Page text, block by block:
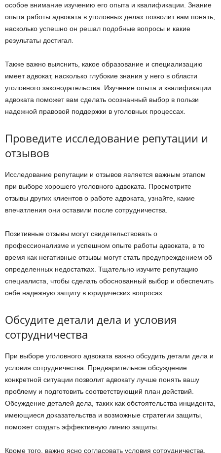
особое внимание изучению его опыта и квалификации. Знание
опыта работы адвоката в уголовных делах позволит вам понять,
насколько успешно он решал подобные вопросы и какие
результаты достигал.
Также важно выяснить, какое образование и специализацию
имеет адвокат, насколько глубокие знания у него в области
уголовного законодательства. Изучение опыта и квалификации
адвоката поможет вам сделать осознанный выбор в пользи
надежной правовой поддержки в уголовных процессах.
Проведите исследование репутации и
отзывов
Исследование репутации и отзывов является важным этапом
при выборе хорошего уголовного адвоката. Просмотрите
отзывы других клиентов о работе адвоката, узнайте, какие
впечатления они оставили после сотрудничества.
Позитивные отзывы могут свидетельствовать о
профессионализме и успешном опыте работы адвоката, в то
время как негативные отзывы могут стать предупреждением об
определенных недостатках. Тщательно изучите репутацию
специалиста, чтобы сделать обоснованный выбор и обеспечить
себе надежную защиту в юридических вопросах.
Обсудите детали дела и условия
сотрудничества
При выборе уголовного адвоката важно обсудить детали дела и
условия сотрудничества. Предварительное обсуждение
конкретной ситуации позволит адвокату лучше понять вашу
проблему и подготовить соответствующий план действий.
Обсуждение деталей дела, таких как обстоятельства инцидента,
имеющиеся доказательства и возможные стратегии защиты,
поможет создать эффективную линию защиты.
Кроме того, важно ясно согласовать условия сотрудничества,